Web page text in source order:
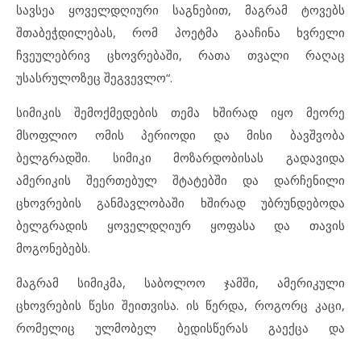
სავსეა ყოველდღიური საგნებით, მაგრამ ტოვებს
შთაბეჭდილებას, რომ პოეტმა გააჩინა ხვრელი
ჩვეულებრივ ცხოვრებაში, რათა თვალი რაღაც
უსასრულოზეც შეგვევლო“.
სიმიკის შემოქმედების თემა ხშირად იყო მეორე
მსოფლიო ომის პერიოდი და მისი ბავშვობა
ბელგრადში. სიმიკი მოზარდობისას გადავიდა
ამერიკის შეერთებულ შტატებში და დარჩენილი
ცხოვრების განმავლობაში ხშირად უბრუნდებოდა
ბელგრადის ყოველდღიურ ყოფასა და თავის
მოგონებებს.
მაგრამ სიმიკმა, საბოლოო ჯამში, ამერიკული
ცხოვრების წესი შეითვისა. ის წერდა, როგორც კაცი,
რომელიც ულმობელ ბედისწერას გაექცა და